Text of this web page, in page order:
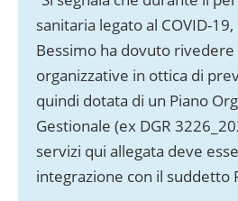
sanitaria legato al COVID-
Bessimo ha dovuto
organizzative in ottica di
quindi dotata di un Piano
Gestionale (ex DGR
servizi qui allegata deve
integrazione con il suddetto